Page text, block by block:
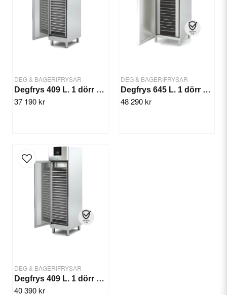
DEG & BAGERIFRYSAR
Degfrys 409 L. 1 dörr -20/-15°C
37 190 kr
DEG & BAGERIFRYSAR
Degfrys 645 L. 1 dörr -20/-15°C
48 290 kr
DEG & BAGERIFRYSAR
Degfrys 409 L. 1 dörr -20/-15°C
40 390 kr
Yes, you can publish my question.
Send question